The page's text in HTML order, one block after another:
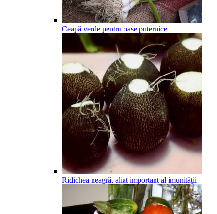
Ceapă verde pentru oase puternice
Ridichea neagră, aliat important al imunităţii